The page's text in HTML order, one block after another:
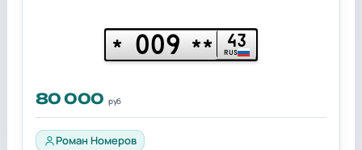
* 009 ** 43
RUS
80 000 руб
Роман Номеров